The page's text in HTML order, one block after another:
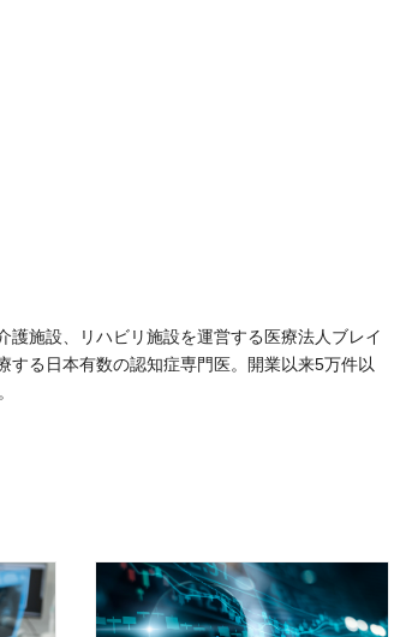
施設、リハビリ施設を運営する医療法人ブレイ
る日本有数の認知症専門医。開業以来5万件以